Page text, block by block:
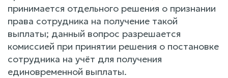
принимается отдельного решения о признании
права сотрудника на получение такой
выплаты; данный вопрос разрешается
комиссией при принятии решения о постановке
сотрудника на учёт для получения
единовременной выплаты.